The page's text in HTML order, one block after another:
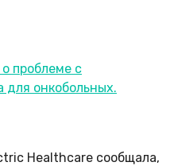
проблеме с
для онкобольных.
Healthcare сообщала,